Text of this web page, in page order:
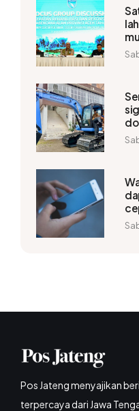
Pos Jateng menyajikan
terpercaya dari Jawa